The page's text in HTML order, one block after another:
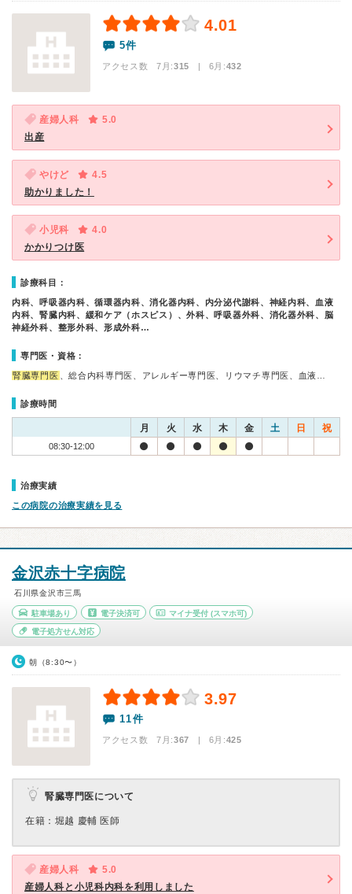
4.01
5件
アクセス数 7月:315 | 6月:432
産婦人科
5.0
出産
やけど
4.5
助かりました！
小児科
4.0
かかりつけ医
診療科目：
内科、呼吸器内科、循環器内科、消化器内科、内分泌代謝科、神経内科、血液
内科、腎臓内科、緩和ケア（ホスピス）、外科、呼吸器外科、消化器外科、脳
神経外科、整形外科、形成外科…
専門医・資格：
腎臓専門医 、総合内科専門医、アレルギー専門医、リウマチ専門医、血液…
診療時間
月 火 水 木 金 土 日 祝
08:30-12:00
治療実績
この病院の治療実績を見る
金沢赤十字病院
石川県金沢市三馬
駐車場あり 電子決済可 マイナ受付 (スマホ可)
電子処方せん対応
朝（8:30〜）
3.97
11件
アクセス数 7月:367 | 6月:425
腎臓専門医について
在籍：堀越 慶輔 医師
産婦人科
5.0
産婦人科と小児科内科を利用しました